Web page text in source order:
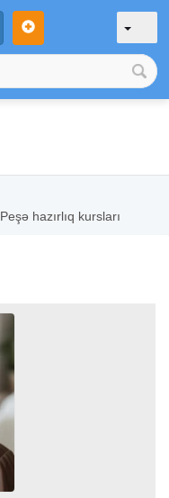
Peşə hazırlıq kursları